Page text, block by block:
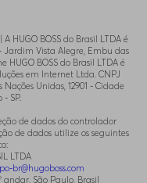
HUGO BOSS do Brasil LTDA é
Jardim Vista Alegre, Embu das
HUGO BOSS do Brasil LTDA é
em Internet Ltda. CNPJ
Nações Unidas, 12901 - Cidade
- SP.
de dados do controlador
de dados utilize os seguintes
LTDA
br@hugoboss.com
andar, São Paulo, Brasil